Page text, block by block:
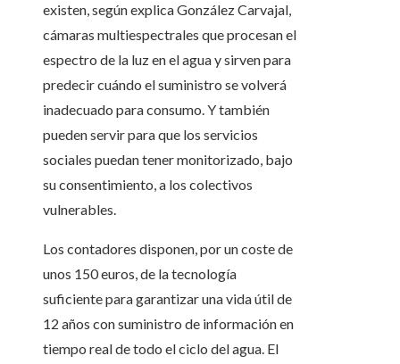
existen, según explica González Carvajal,
cámaras multiespectrales que procesan el
espectro de la luz en el agua y sirven para
predecir cuándo el suministro se volverá
inadecuado para consumo. Y también
pueden servir para que los servicios
sociales puedan tener monitorizado, bajo
su consentimiento, a los colectivos
vulnerables.
Los contadores disponen, por un coste de
unos 150 euros, de la tecnología
suficiente para garantizar una vida útil de
12 años con suministro de información en
tiempo real de todo el ciclo del agua. El